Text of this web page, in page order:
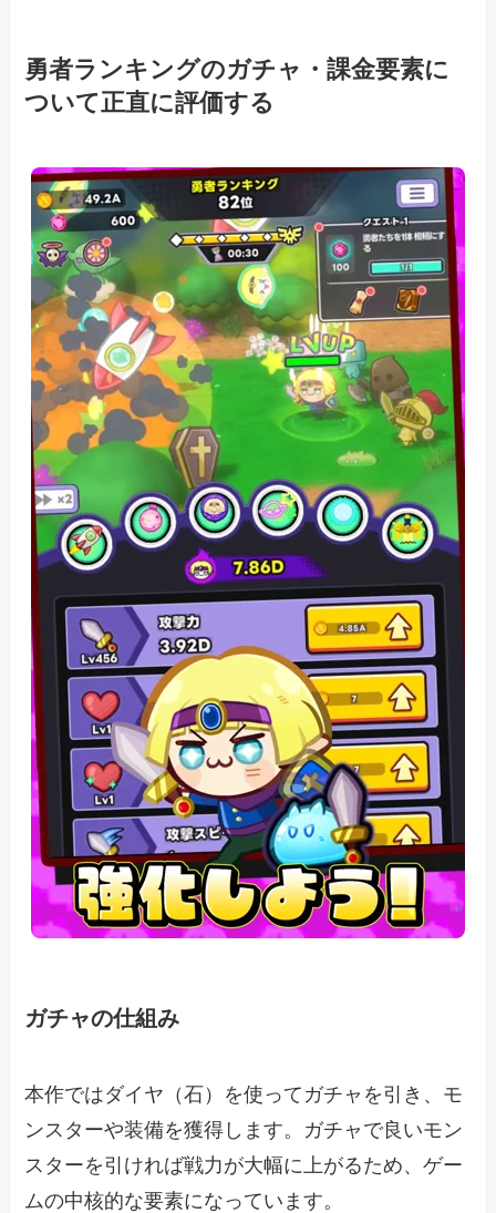
勇者ランキングのガチャ・課金要素に
ついて正直に評価する
ガチャの仕組み
本作ではダイヤ（石）を使ってガチャを引き、モ
ンスターや装備を獲得します。ガチャで良いモン
スターを引ければ戦力が大幅に上がるため、ゲー
ムの中核的な要素になっています。